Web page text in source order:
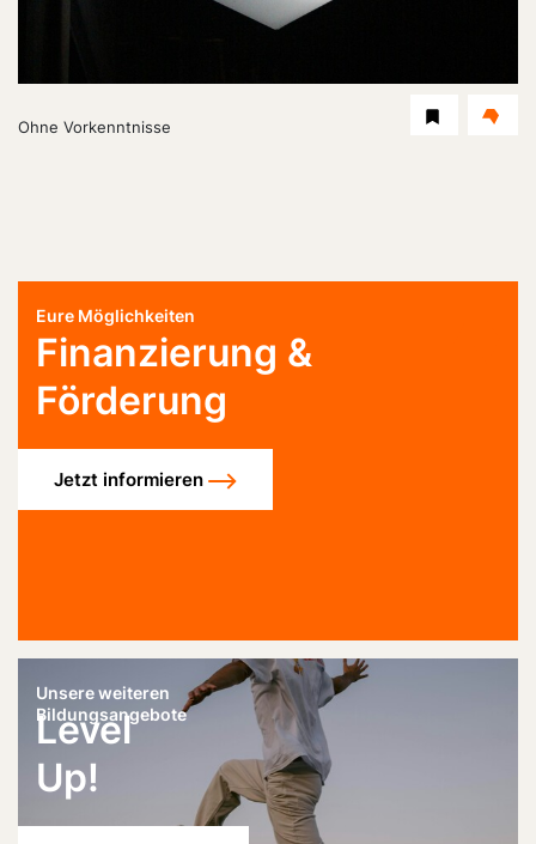
Level
Ohne Vorkenntnisse
Eure Möglichkeiten
Finanzierung &
Förderung
Jetzt informieren
Unsere weiteren
Bildungsangebote
Level
Up!